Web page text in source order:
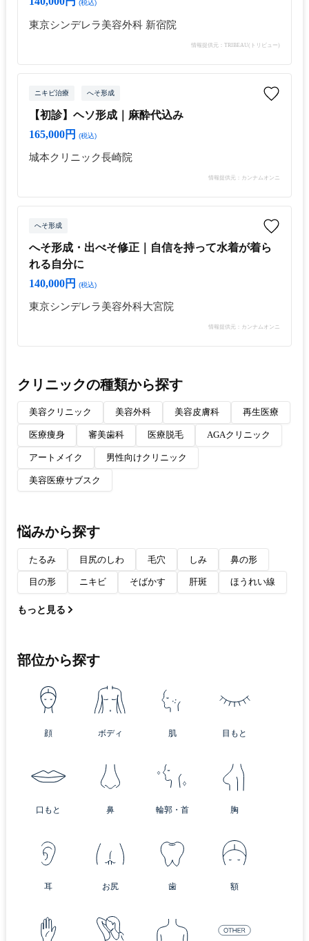
(税込)
東京シンデレラ美容外科 新宿院
情報提供元：TRIBEAU(トリビュー)
ニキビ治療 へそ形成
【初診】ヘソ形成｜麻酔代込み
165,000円
(税込)
城本クリニック長崎院
情報提供元：カンナムオンニ
へそ形成
へそ形成・出べそ修正｜自信を持って水着が着ら
れる自分に
140,000円
(税込)
東京シンデレラ美容外科大宮院
情報提供元：カンナムオンニ
クリニックの種類から探す
美容クリニック 美容外科 美容皮膚科 再生医療
医療痩身 審美歯科 医療脱毛 AGAクリニック
アートメイク 男性向けクリニック
美容医療サブスク
悩みから探す
たるみ 目尻のしわ 毛穴 しみ 鼻の形
目の形 ニキビ そばかす 肝斑 ほうれい線
もっと見る
部位から探す
顔 ボディ 肌 目もと
口もと 鼻 輪郭・首 胸
耳 お尻 歯 額